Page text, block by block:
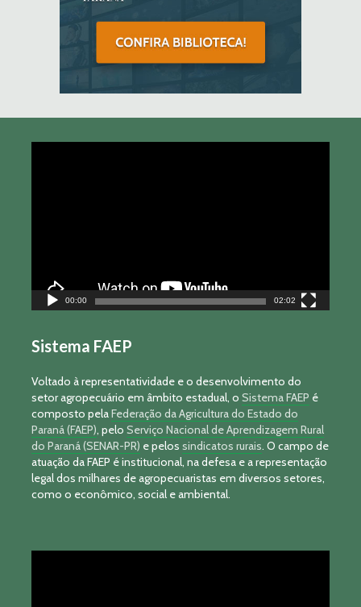
00:00 02:02
Sistema FAEP
Voltado à representatividade e o desenvolvimento do
setor agropecuário em âmbito estadual, o Sistema FAEP é
composto pelaFederação da Agricultura do Estado do
Paraná (FAEP) , pelo Serviço Nacional de Aprendizagem Rural
do Paraná (SENAR-PR) e pelos sindicatos rurais . O campo de
atuação da FAEP é institucional, na defesa e a representação
legal dos milhares de agropecuaristas em diversos setores,
como o econômico, social e ambiental.